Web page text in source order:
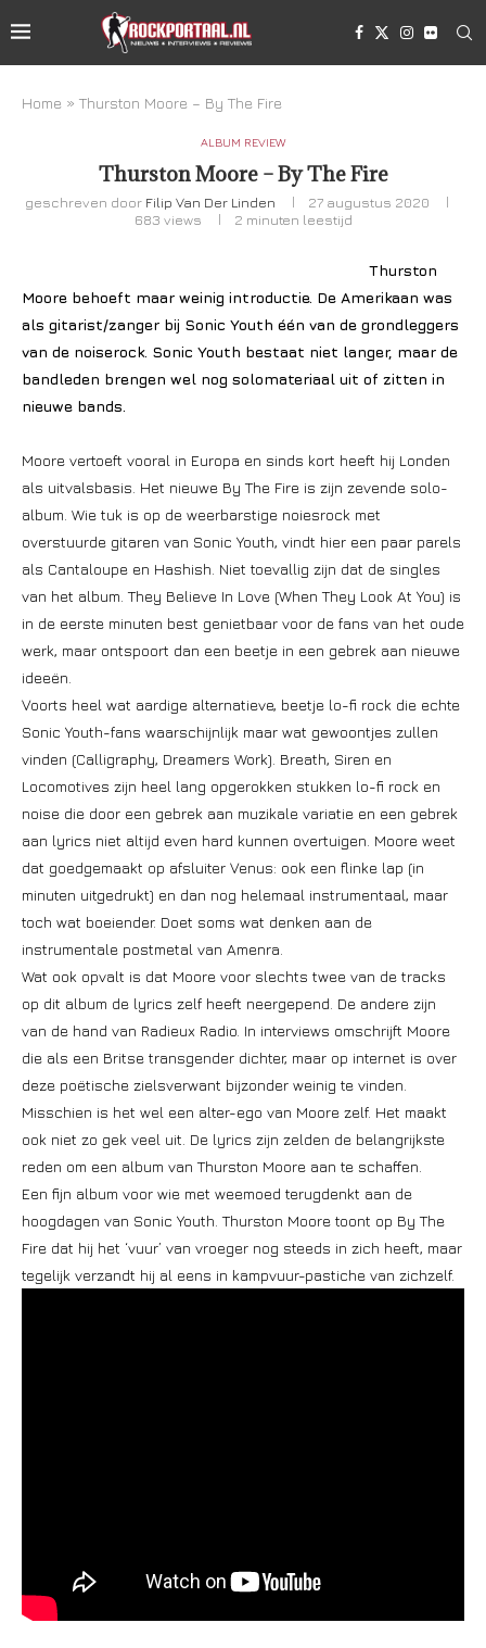
Home » Thurston Moore – By The Fire
ALBUM REVIEW
Thurston Moore – By The Fire
geschreven door Filip Van Der Linden
27 augustus 2020
683 views 2 minuten leestijd
Thurston
Moore behoeft maar weinig introductie. De Amerikaan was
als gitarist/zanger bij Sonic Youth één van de grondleggers
van de noiserock. Sonic Youth bestaat niet langer, maar de
bandleden brengen wel nog solomateriaal uit of zitten in
nieuwe bands.
Moore vertoeft vooral in Europa en sinds kort heeft hij Londen
als uitvalsbasis. Het nieuwe By The Fire is zijn zevende solo-
album. Wie tuk is op de weerbarstige noiesrock met
overstuurde gitaren van Sonic Youth, vindt hier een paar parels
als Cantaloupe en Hashish. Niet toevallig zijn dat de singles
van het album. They Believe In Love (When They Look At You) is
in de eerste minuten best genietbaar voor de fans van het oude
werk, maar ontspoort dan een beetje in een gebrek aan nieuwe
ideeën.
Voorts heel wat aardige alternatieve, beetje lo-fi rock die echte
Sonic Youth-fans waarschijnlijk maar wat gewoontjes zullen
vinden (Calligraphy, Dreamers Work). Breath, Siren en
Locomotives zijn heel lang opgerokken stukken lo-fi rock en
noise die door een gebrek aan muzikale variatie en een gebrek
aan lyrics niet altijd even hard kunnen overtuigen. Moore weet
dat goedgemaakt op afsluiter Venus: ook een flinke lap (in
minuten uitgedrukt) en dan nog helemaal instrumentaal, maar
toch wat boeiender. Doet soms wat denken aan de
instrumentale postmetal van Amenra.
Wat ook opvalt is dat Moore voor slechts twee van de tracks
op dit album de lyrics zelf heeft neergepend. De andere zijn
van de hand van Radieux Radio. In interviews omschrijft Moore
die als een Britse transgender dichter, maar op internet is over
deze poëtische zielsverwant bijzonder weinig te vinden.
Misschien is het wel een alter-ego van Moore zelf. Het maakt
ook niet zo gek veel uit. De lyrics zijn zelden de belangrijkste
reden om een album van Thurston Moore aan te schaffen.
Een fijn album voor wie met weemoed terugdenkt aan de
hoogdagen van Sonic Youth. Thurston Moore toont op By The
Fire dat hij het ‘vuur’ van vroeger nog steeds in zich heeft, maar
tegelijk verzandt hij al eens in kampvuur-pastiche van zichzelf.